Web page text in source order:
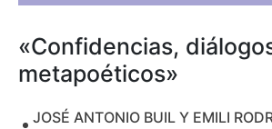
«Confidencias,
metapoéticos»
JOSÉ ANTONIO BUIL Y EMILI